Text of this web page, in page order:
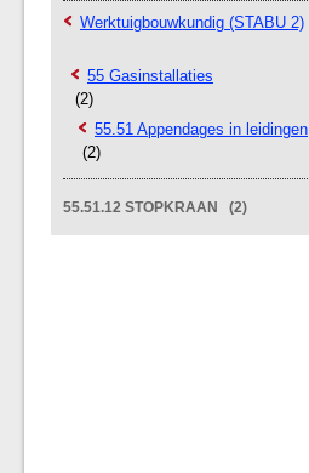
Werktuigbouwkundig (STABU 2)
55 Gasinstallaties
(2)
55.51 Appendages in leidingen
(2)
55.51.12 STOPKRAAN (2)